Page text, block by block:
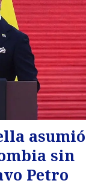
asumió
sin
Petro